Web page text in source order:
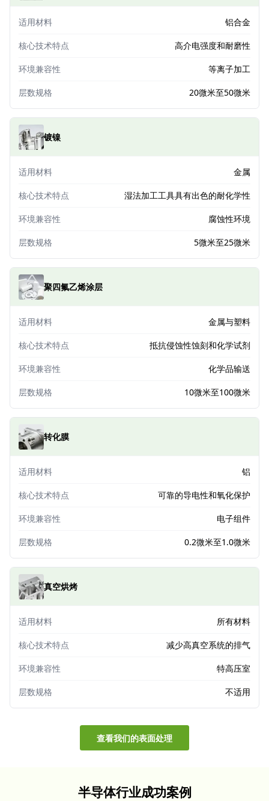
适用材料 铝合金
核心技术特点 高介电强度和耐磨性
环境兼容性 等离子加工
层数规格 20微米至50微米
镀镍
适用材料 金属
核心技术特点 湿法加工工具具有出色的耐化学性
环境兼容性 腐蚀性环境
层数规格 5微米至25微米
聚四氟乙烯涂层
适用材料 金属与塑料
核心技术特点 抵抗侵蚀性蚀刻和化学试剂
环境兼容性 化学品输送
层数规格 10微米至100微米
转化膜
适用材料 铝
核心技术特点 可靠的导电性和氧化保护
环境兼容性 电子组件
层数规格 0.2微米至1.0微米
真空烘烤
适用材料 所有材料
核心技术特点 减少高真空系统的排气
环境兼容性 特高压室
层数规格 不适用
查看我们的表面处理
半导体行业成功案例